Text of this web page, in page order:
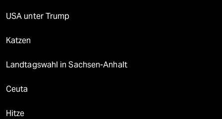
USA unter Trump
Katzen
Landtagswahl in Sachsen-Anhalt
Ceuta
Hitze